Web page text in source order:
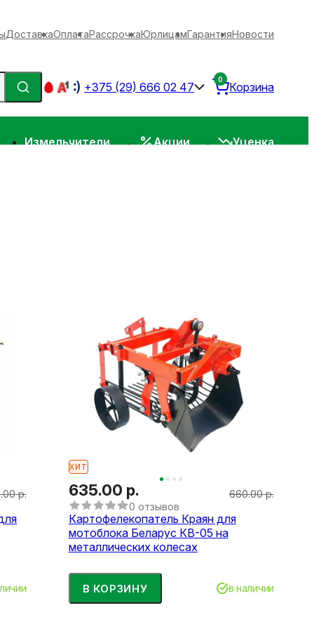
ДоставкаОплатаРассрочкаЮрлицамГарантияНовости
+375 (29) 666 02 47 Корзина
0
Измельчители Акции Уценка
р.
ХИТ
635.00 р.
660.00 р.
0 отзывов
Картофелекопатель Краян для
мотоблока Беларус КВ-05 на
металлических колесах
В КОРЗИНУ в наличии